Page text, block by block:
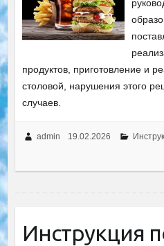
продуктов, приготовление и
столовой, нарушения этого
случаев.
admin 19.02.2026
Инструкция